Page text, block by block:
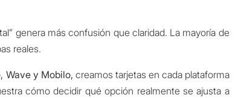
genera más confusión que claridad. La mayoría de
reales.
Wave y Mobilo, creamos tarjetas en cada plataforma
cómo decidir qué opción realmente se ajusta a